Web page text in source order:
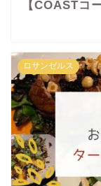
【COASTコ
ロサンゼルス